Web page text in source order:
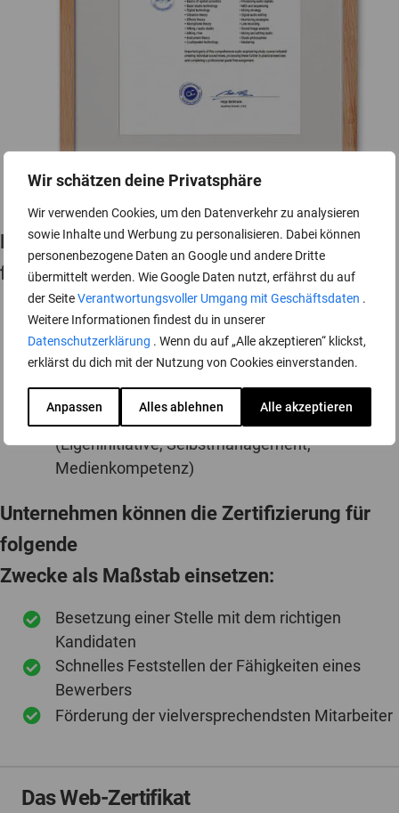
Wir schätzen deine Privatsphäre
Wir verwenden Cookies, um den Datenverkehr zu analysieren
sowie Inhalte und Werbung zu personalisieren. Dabei können
personenbezogene Daten an Google und andere Dritte
übermittelt werden. Wie Google Daten nutzt, erfährst du auf
der SeiteVerantwortungsvoller Umgang mit Geschäftsdaten .
Weitere Informationen findest du in unserer
Datenschutzerklärung . Wenn du auf „Alle akzeptieren“ klickst,
erklärst du dich mit der Nutzung von Cookies einverstanden.
Anpassen Alles ablehnen Alle akzeptieren
Die Audiocation-Zertifizierung bietet
folgende Vorteile:
Wettbewerbsvorteile durch professionelle
Produktionsqualität
Größere Beachtung deinen Qualifikationen
Gewinnung neuer Auftraggeber
Gesteigerte Anerkennung durch Arbeitgeber
(Eigeninitiative, Selbstmanagement,
Medienkompetenz)
Unternehmen können die Zertifizierung für
folgende
Zwecke als Maßstab einsetzen:
Besetzung einer Stelle mit dem richtigen
Kandidaten
Schnelles Feststellen der Fähigkeiten eines
Bewerbers
Förderung der vielversprechendsten Mitarbeiter
Das Web-Zertifikat